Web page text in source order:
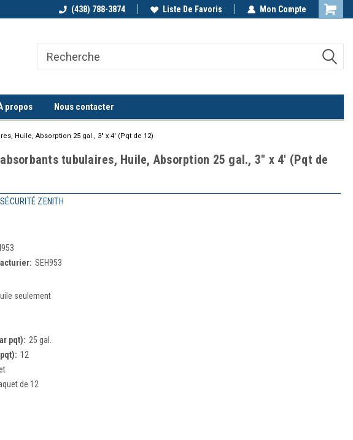
minimum de 100$ Appelez-nous!
(438) 788-3874 Liste De Favoris Mon Compte
propos Nous contacter
Huile, Absorption 25 gal., 3" x 4' (Pqt de 12)
tubulaires, Huile, Absorption 25 gal., 3" x 4' (Pqt de
ZENITH
SEH953
seulement
pqt): 25 gal.
12
de 12